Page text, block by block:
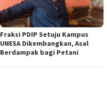
Fraksi PDIP Setuju Kampus
UNESA Dikembangkan, Asal
Berdampak bagi Petani